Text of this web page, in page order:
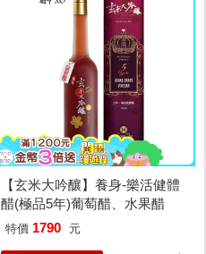
【玄米大吟釀】養身-樂活健體
醋(極品5年)葡萄醋、水果醋
特價 1790 元